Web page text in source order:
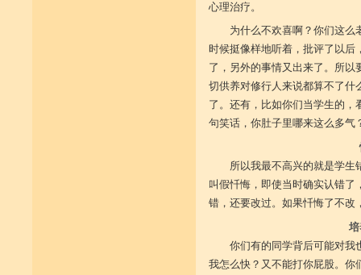
心理治疗。
为什么不欢喜啊？你们这么
时候挺像样地听着，批评了以
了，另外的事情又出来了。所
切供养对修行人来说都算不了什
了。还有，比如你们当学生的
句笑话，你肚子里哪来这么多气
所以我最不高兴的就是学生
叫假忏悔，即使当时确实认错
错，还要改过。如果忏悔了不改
你们有的同学背后可能对我
我怎么快？又不能打你屁股。你